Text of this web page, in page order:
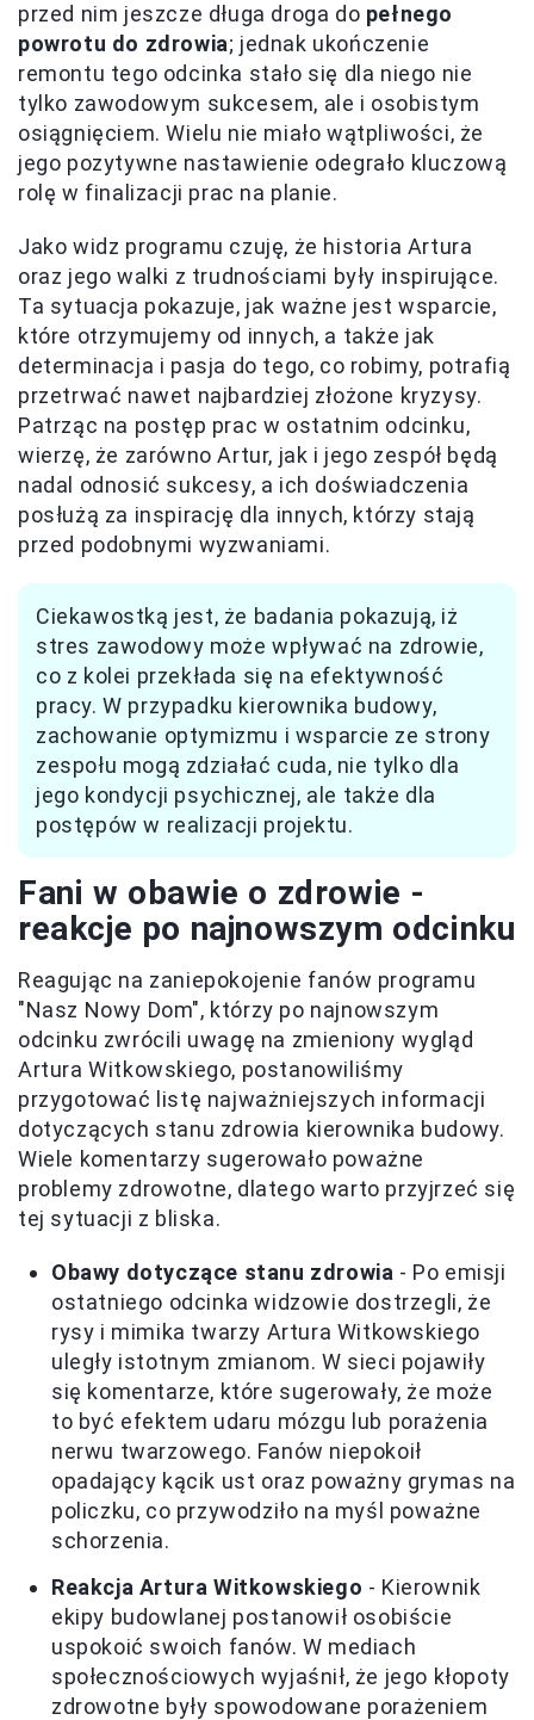
przed nim jeszcze długa droga do pełnego
powrotu do zdrowia; jednak ukończenie
remontu tego odcinka stało się dla niego nie
tylko zawodowym sukcesem, ale i osobistym
osiągnięciem. Wielu nie miało wątpliwości, że
jego pozytywne nastawienie odegrało kluczową
rolę w finalizacji prac na planie.
Jako widz programu czuję, że historia Artura
oraz jego walki z trudnościami były inspirujące.
Ta sytuacja pokazuje, jak ważne jest wsparcie,
które otrzymujemy od innych, a także jak
determinacja i pasja do tego, co robimy, potrafią
przetrwać nawet najbardziej złożone kryzysy.
Patrząc na postęp prac w ostatnim odcinku,
wierzę, że zarówno Artur, jak i jego zespół będą
nadal odnosić sukcesy, a ich doświadczenia
posłużą za inspirację dla innych, którzy stają
przed podobnymi wyzwaniami.
Ciekawostką jest, że badania pokazują, iż
stres zawodowy może wpływać na zdrowie,
co z kolei przekłada się na efektywność
pracy. W przypadku kierownika budowy,
zachowanie optymizmu i wsparcie ze strony
zespołu mogą zdziałać cuda, nie tylko dla
jego kondycji psychicznej, ale także dla
postępów w realizacji projektu.
Fani w obawie o zdrowie -
reakcje po najnowszym odcinku
Reagując na zaniepokojenie fanów programu
"Nasz Nowy Dom", którzy po najnowszym
odcinku zwrócili uwagę na zmieniony wygląd
Artura Witkowskiego, postanowiliśmy
przygotować listę najważniejszych informacji
dotyczących stanu zdrowia kierownika budowy.
Wiele komentarzy sugerowało poważne
problemy zdrowotne, dlatego warto przyjrzeć się
tej sytuacji z bliska.
Obawy dotyczące stanu zdrowia - Po emisji
ostatniego odcinka widzowie dostrzegli, że
rysy i mimika twarzy Artura Witkowskiego
uległy istotnym zmianom. W sieci pojawiły
się komentarze, które sugerowały, że może
to być efektem udaru mózgu lub porażenia
nerwu twarzowego. Fanów niepokoił
opadający kącik ust oraz poważny grymas na
policzku, co przywodziło na myśl poważne
schorzenia.
Reakcja Artura Witkowskiego - Kierownik
ekipy budowlanej postanowił osobiście
uspokoić swoich fanów. W mediach
społecznościowych wyjaśnił, że jego kłopoty
zdrowotne były spowodowane porażeniem